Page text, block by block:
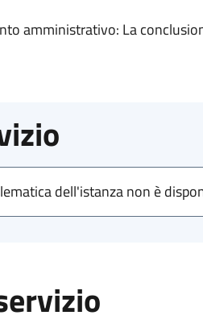
amministrativo: La
dell'istanza non è